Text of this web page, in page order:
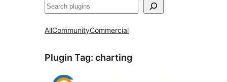
ရှာ
AllCommunityCommercial
Plugin Tag: charting